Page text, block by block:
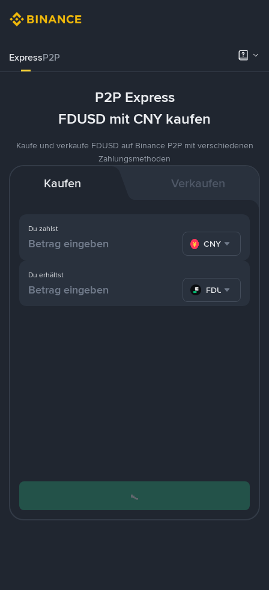
ExpressP2P
P2P Express
FDUSD mit CNY kaufen
Kaufe und verkaufe FDUSD auf Binance P2P mit verschiedenen
Zahlungsmethoden
Kaufen Verkaufen
Du zahlst
CNY
Du erhältst
FDUSD